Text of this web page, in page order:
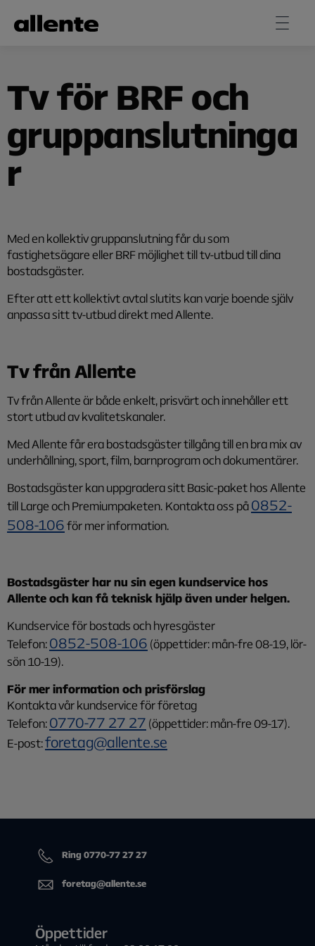
Tv för BRF och
gruppanslutninga
r
Med en kollektiv gruppanslutning får du som
fastighetsägare eller BRF möjlighet till tv-utbud till dina
bostadsgäster.
Efter att ett kollektivt avtal slutits kan varje boende själv
anpassa sitt tv-utbud direkt med Allente.
Tv från Allente
Tv från Allente är både enkelt, prisvärt och innehåller ett
stort utbud av kvalitetskanaler.
Med Allente får era bostadsgäster tillgång till en bra mix av
underhållning, sport, film, barnprogram och dokumentärer.
Bostadsgäster kan uppgradera sitt Basic-paket hos Allente
till Large och Premiumpaketen. Kontakta oss på0852-
508-106för mer information.
Bostadsgäster har nu sin egen kundservice hos
Allente och kan få teknisk hjälp även under helgen.
Kundservice för bostads och hyresgäster
Telefon:0852-508-106 (öppettider: mån-fre 08-19, lör-
sön 10-19).
För mer information och prisförslag
Kontakta vår kundservice för företag
Telefon:0770-77 27 27 (öppettider: mån-fre 09-17).
E-post:foretag@allente.se
Ring 0770-77 27 27
foretag@allente.se
Öppettider